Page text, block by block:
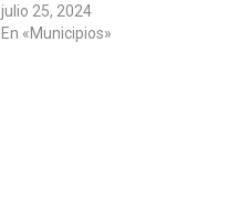
julio 25, 2024
En «Municipios»